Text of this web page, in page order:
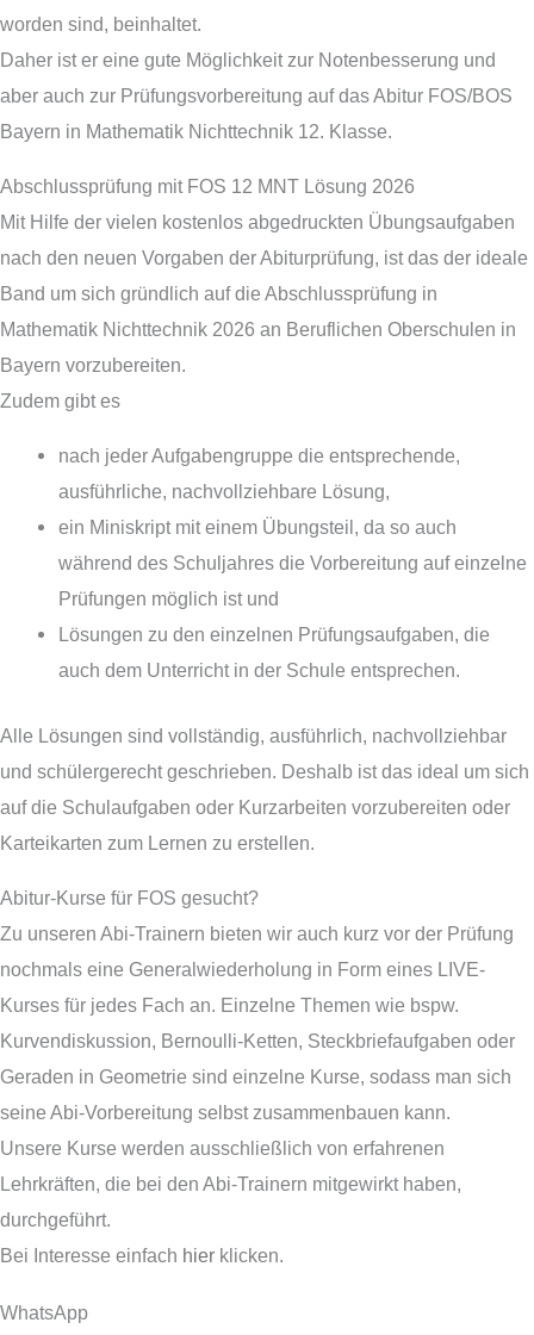
worden sind, beinhaltet.
Daher ist er eine gute Möglichkeit zur Notenbesserung und
aber auch zur Prüfungsvorbereitung auf das Abitur FOS/BOS
Bayern in Mathematik Nichttechnik 12. Klasse.
Abschlussprüfung mit FOS 12 MNT Lösung 2026
Mit Hilfe der vielen kostenlos abgedruckten Übungsaufgaben
nach den neuen Vorgaben der Abiturprüfung, ist das der ideale
Band um sich gründlich auf die Abschlussprüfung in
Mathematik Nichttechnik 2026 an Beruflichen Oberschulen in
Bayern vorzubereiten.
Zudem gibt es
nach jeder Aufgabengruppe die entsprechende,
ausführliche, nachvollziehbare Lösung,
ein Miniskript mit einem Übungsteil, da so auch
während des Schuljahres die Vorbereitung auf einzelne
Prüfungen möglich ist und
Lösungen zu den einzelnen Prüfungsaufgaben, die
auch dem Unterricht in der Schule entsprechen.
Alle Lösungen sind vollständig, ausführlich, nachvollziehbar
und schülergerecht geschrieben. Deshalb ist das ideal um sich
auf die Schulaufgaben oder Kurzarbeiten vorzubereiten oder
Karteikarten zum Lernen zu erstellen.
Abitur-Kurse für FOS gesucht?
Zu unseren Abi-Trainern bieten wir auch kurz vor der Prüfung
nochmals eine Generalwiederholung in Form eines LIVE-
Kurses für jedes Fach an. Einzelne Themen wie bspw.
Kurvendiskussion, Bernoulli-Ketten, Steckbriefaufgaben oder
Geraden in Geometrie sind einzelne Kurse, sodass man sich
seine Abi-Vorbereitung selbst zusammenbauen kann.
Unsere Kurse werden ausschließlich von erfahrenen
Lehrkräften, die bei den Abi-Trainern mitgewirkt haben,
durchgeführt.
Bei Interesse einfach hier klicken.
WhatsApp